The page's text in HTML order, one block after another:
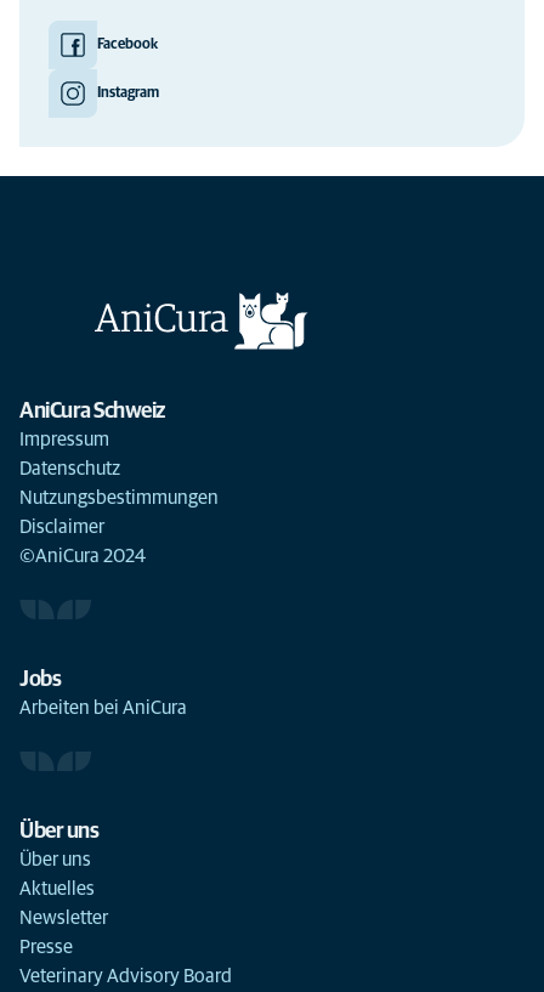
Facebook
Instagram
AniCura Schweiz
Impressum
Datenschutz
Nutzungsbestimmungen
Disclaimer
©AniCura 2024
Jobs
Arbeiten bei AniCura
Über uns
Über uns
Aktuelles
Newsletter
Presse
Veterinary Advisory Board